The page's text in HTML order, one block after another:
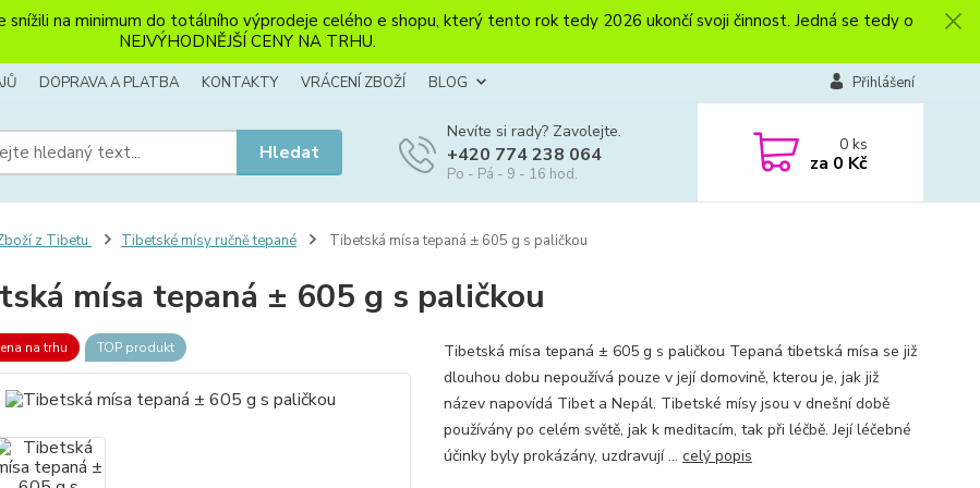
snížili na minimum do totálního výprodeje celého e shopu, který tento rok tedy 2026 ukončí svoji činnost. Jedná se tedy o
NEJVÝHODNĚJŠÍ CENY NA TRHU.
DOPRAVA A PLATBA KONTAKTY VRÁCENÍ ZBOŽÍ BLOG Přihlášení
Hledat
Nevíte si rady? Zavolejte.
+420 774 238 064
Po - Pá - 9 - 16 hod.
0ks
za 0 Kč
z Tibetu Tibetské mísy ručně tepané Tibetská mísa tepaná ± 605 g s paličkou
mísa tepaná ± 605 g s paličkou
na trhu TOP produkt
Tibetská mísa tepaná ± 605 g s paličkou Tepaná tibetská mísa se již
dlouhou dobu nepoužívá pouze v její domovině, kterou je, jak již
název napovídá Tibet a Nepál. Tibetské mísy jsou v dnešní době
používány po celém světě, jak k meditacím, tak při léčbě. Její léčebné
účinky byly prokázány, uzdravují ... celý popis